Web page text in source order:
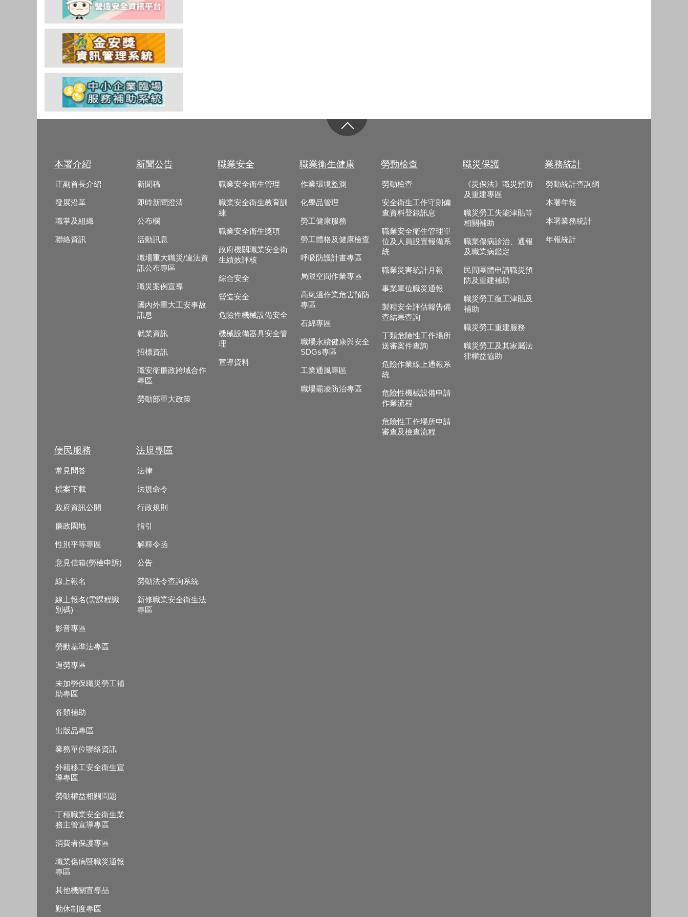
本署介紹
正副首長介紹
發展沿革
職掌及組織
聯絡資訊
新聞公告
新聞稿
即時新聞澄清
公布欄
活動訊息
職場重大職災/違法資
訊公布專區
職災案例宣導
國內外重大工安事故
訊息
就業資訊
招標資訊
職安衛廉政跨域合作
專區
勞動部重大政策
職業安全
職業安全衛生管理
職業安全衛生教育訓
練
職業安全衛生獎項
政府機關職業安全衛
生績效評核
綜合安全
營造安全
危險性機械設備安全
機械設備器具安全管
理
宣導資料
職業衛生健康
作業環境監測
化學品管理
勞工健康服務
勞工體格及健康檢查
呼吸防護計畫專區
局限空間作業專區
高氣溫作業危害預防
專區
石綿專區
職場永續健康與安全
SDGs專區
工業通風專區
職場霸凌防治專區
勞動檢查
勞動檢查
安全衛生工作守則備
查資料登錄訊息
職業安全衛生管理單
位及人員設置報備系
統
職業災害統計月報
事業單位職災通報
製程安全評估報告備
查結果查詢
丁類危險性工作場所
送審案件查詢
危險作業線上通報系
統
危險性機械設備申請
作業流程
危險性工作場所申請
審查及檢查流程
職災保護
《災保法》職災預防
及重建專區
職災勞工失能津貼等
相關補助
職業傷病診治、通報
及職業病鑑定
民間團體申請職災預
防及重建補助
職災勞工復工津貼及
補助
職災勞工重建服務
職災勞工及其家屬法
律權益協助
業務統計
勞動統計查詢網
本署年報
本署業務統計
年報統計
便民服務
常見問答
檔案下載
政府資訊公開
廉政園地
性別平等專區
意見信箱(勞檢申訴)
線上報名
線上報名(需課程識
別碼)
影音專區
勞動基準法專區
過勞專區
未加勞保職災勞工補
助專區
各類補助
出版品專區
業務單位聯絡資訊
外籍移工安全衛生宣
導專區
勞動權益相關問題
丁種職業安全衛生業
務主管宣導專區
消費者保護專區
職業傷病暨職災通報
專區
其他機關宣導品
勤休制度專區
法規專區
法律
法規命令
行政規則
指引
解釋令函
公告
勞動法令查詢系統
新修職業安全衛生法
專區